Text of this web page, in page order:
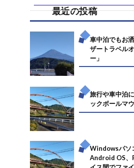
最近の投稿
車中泊でもお
ザートラベル
ー」
旅行や車中泊
ックボールマ
Windowsパソ
Android OS、